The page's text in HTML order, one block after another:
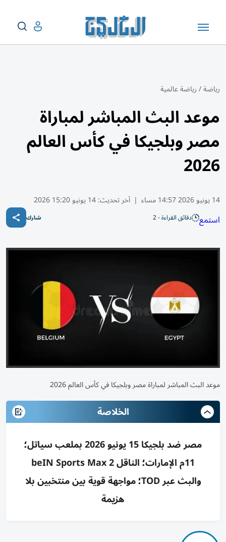
رياضة/رياضة عالمية
موعد البث المباشر لمباراة
مصر وبلجيكا في كأس العالم
2026
14 يونيو 2026 14:57 مساء | آخر تحديث:14 يونيو 15:20 2026
استمع دقائق القراءة - 2 شارك
موعد البث المباشر لمباراة مصر وبلجيكا في كأس العالم 2026
الخلاصة
مصر ضد بلجيكا 15 يونيو 2026 بملعب سياتل؛
11م الإمارات؛ الناقل beIN Sports Max 2
والبث عبر TOD؛ مواجهة قوية بين منتخبين بلا
هزيمة